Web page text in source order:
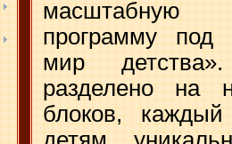
масштабную
программу под
мир
разделено на
блоков,